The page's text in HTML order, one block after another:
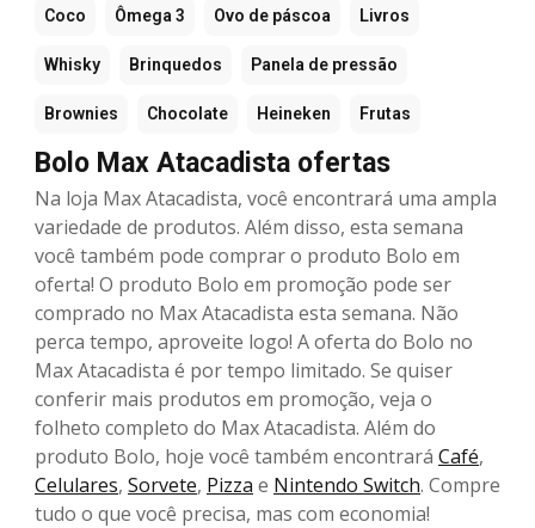
Coco Ômega 3 Ovo de páscoa Livros
Whisky Brinquedos Panela de pressão
Brownies Chocolate Heineken Frutas
Bolo Max Atacadista ofertas
Na loja Max Atacadista, você encontrará uma ampla
variedade de produtos. Além disso, esta semana
você também pode comprar o produto Bolo em
oferta! O produto Bolo em promoção pode ser
comprado no Max Atacadista esta semana. Não
perca tempo, aproveite logo! A oferta do Bolo no
Max Atacadista é por tempo limitado. Se quiser
conferir mais produtos em promoção, veja o
folheto completo do Max Atacadista. Além do
produto Bolo, hoje você também encontrará Café,
Celulares, Sorvete, Pizza e Nintendo Switch. Compre
tudo o que você precisa, mas com economia!